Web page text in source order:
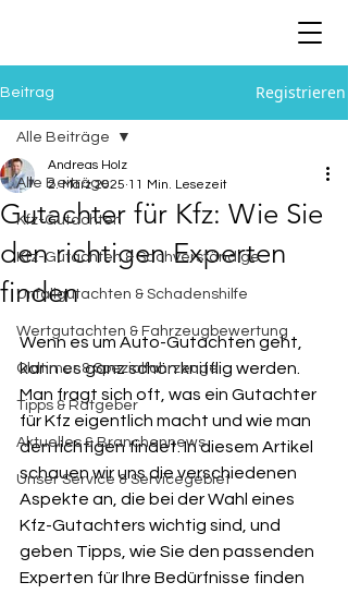
Beitrag Registrieren
Alle Beiträge
Kfz-Gutachten
Kfz-Gutachten & Sachverständige
Unfallgutachten & Schadenshilfe
Wertgutachten & Fahrzeugbewertung
Oldtimer & Spezialfahrzeuge
Tipps & Ratgeber
Aktuelles & Branchennews
Unser Service & Servicegebiet
Alle Beiträge
Gutachter für Kfz: Wie Sie
den richtigen Experten
finden
Andreas Holz
2. März 2025 11 Min. Lesezeit
Wenn es um Auto-Gutachten geht,
kann es ganz schön knifflig werden.
Man fragt sich oft, was ein Gutachter
für Kfz eigentlich macht und wie man
den richtigen findet. In diesem Artikel
schauen wir uns die verschiedenen
Aspekte an, die bei der Wahl eines
Kfz-Gutachters wichtig sind, und
geben Tipps, wie Sie den passenden
Experten für Ihre Bedürfnisse finden